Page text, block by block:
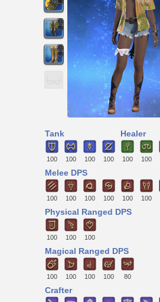
Tank
100 100 100 100
Healer
100 100
Melee DPS
100 100 100 100 100 100
Physical Ranged DPS
100 100 100
Magical Ranged DPS
100 100 100 100 80
Crafter